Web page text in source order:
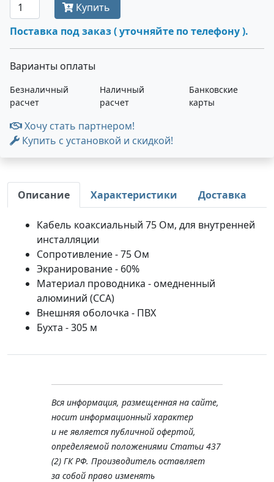
Купить
Поставка под заказ ( уточняйте по телефону ).
Варианты оплаты
Безналичный
расчет
Наличный
расчет
Банковские
карты
Хочу стать партнером!
Купить с установкой и скидкой!
Описание Характеристики Доставка
Кабель коаксиальный 75 Ом, для внутренней
инсталляции
Сопротивление - 75 Ом
Экранирование - 60%
Материал проводника - омедненный
алюминий (ССА)
Внешняя оболочка - ПВХ
Бухта - 305 м
Вся информация, размещенная на сайте,
носит информационный характер
и не является публичной офертой,
определяемой положениями Статьи 437
(2) ГК РФ. Производитель оставляет
за собой право изменять